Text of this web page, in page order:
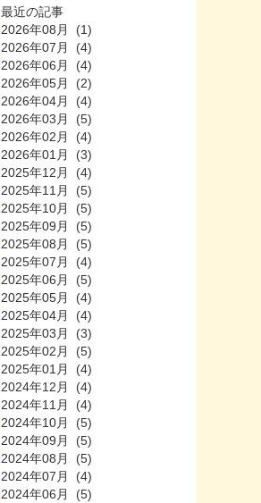
最近の記事
2026年08月 (1)
2026年07月 (4)
2026年06月 (4)
2026年05月 (2)
2026年04月 (4)
2026年03月 (5)
2026年02月 (4)
2026年01月 (3)
2025年12月 (4)
2025年11月 (5)
2025年10月 (5)
2025年09月 (5)
2025年08月 (5)
2025年07月 (4)
2025年06月 (5)
2025年05月 (4)
2025年04月 (4)
2025年03月 (3)
2025年02月 (5)
2025年01月 (4)
2024年12月 (4)
2024年11月 (4)
2024年10月 (5)
2024年09月 (5)
2024年08月 (5)
2024年07月 (4)
2024年06月 (5)